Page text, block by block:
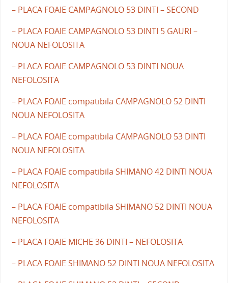
– PLACA FOAIE CAMPAGNOLO 53 DINTI – SECOND
– PLACA FOAIE CAMPAGNOLO 53 DINTI 5 GAURI –
NOUA NEFOLOSITA
– PLACA FOAIE CAMPAGNOLO 53 DINTI NOUA
NEFOLOSITA
– PLACA FOAIE compatibila CAMPAGNOLO 52 DINTI
NOUA NEFOLOSITA
– PLACA FOAIE compatibila CAMPAGNOLO 53 DINTI
NOUA NEFOLOSITA
– PLACA FOAIE compatibila SHIMANO 42 DINTI NOUA
NEFOLOSITA
– PLACA FOAIE compatibila SHIMANO 52 DINTI NOUA
NEFOLOSITA
– PLACA FOAIE MICHE 36 DINTI – NEFOLOSITA
– PLACA FOAIE SHIMANO 52 DINTI NOUA NEFOLOSITA